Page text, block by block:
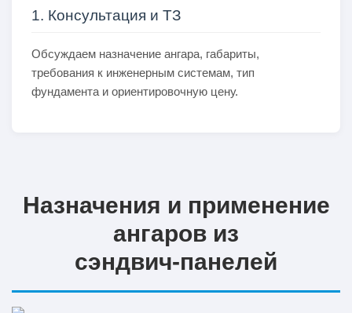
1. Консультация и ТЗ
Обсуждаем назначение ангара, габариты,
требования к инженерным системам, тип
фундамента и ориентировочную цену.
Назначения и применение
ангаров из
сэндвич‑панелей